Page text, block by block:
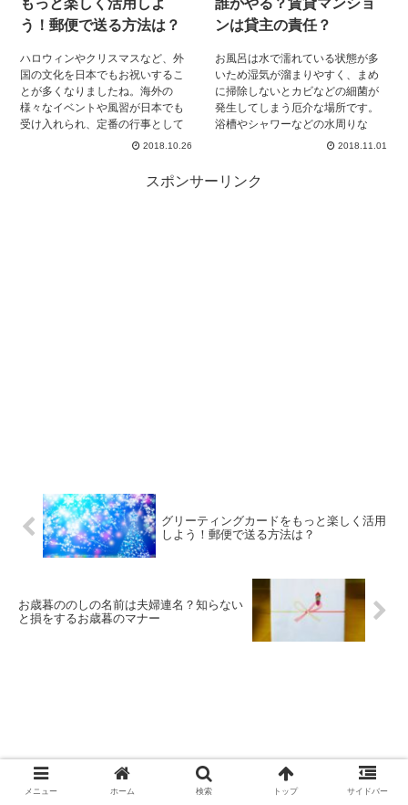
七五三のお祝いを、 何歳でやるの
かということについて、お伝えし
もっと楽しく活用しよ
う！郵便で送る方法は？
ハロウィンやクリスマスなど、外
国の文化を日本でもお祝いするこ
とが多くなりましたね。海外の
様々なイベントや風習が日本でも
受け入れられ、定番の行事として
浸透しつつあります。 そこまで派
んなと気分だけは共有したいとお
考えの方には、グリーティングカ
2018.10.26
誰がやる？賃貸マンショ
ンは貸主の責任？
お風呂は水で濡れている状態が多
いため湿気が溜まりやすく、まめ
に掃除しないとカビなどの細菌が
発生してしまう厄介な場所です。
浴槽やシャワーなどの水周りな
ど、目に付くところはこまめに掃
掃除は手が届きにくいため掃除が
しにくいため怠りがちになってし
2018.11.01
スポンサーリンク
グリーティングカードをもっと楽しく活用
しよう！郵便で送る方法は？
お歳暮ののしの名前は夫婦連名？知らない
と損をするお歳暮のマナー
主婦の子育て知恵袋
運営者情報 お問い合わせ
メニュー ホーム 検索 トップ サイドバー